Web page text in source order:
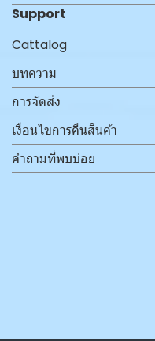
Support
Cattalog
บทความ
การจัดส่ง
เงื่อนไขการคืนสินค้า
คำถามที่พบบ่อย